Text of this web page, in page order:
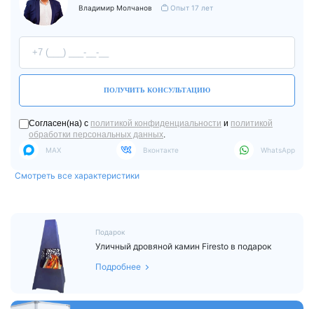
Владимир Молчанов Опыт 17 лет
ПОЛУЧИТЬ КОНСУЛЬТАЦИЮ
Согласен(на) с политикой конфиденциальности и политикой
обработки персональных данных
MAX Вконтакте WhatsApp
Смотреть все характеристики
Подарок
Уличный дровяной камин Firesto в подарок
Подробнее